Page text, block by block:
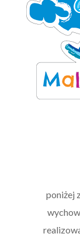
poniżej